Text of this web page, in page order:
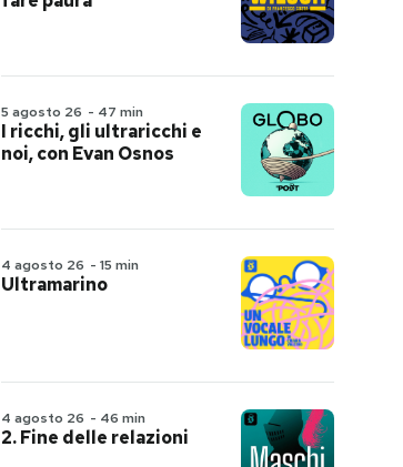
5 agosto 26 - 47 min
I ricchi, gli ultraricchi e
noi, con Evan Osnos
4 agosto 26 - 15 min
Ultramarino
4 agosto 26 - 46 min
2. Fine delle relazioni